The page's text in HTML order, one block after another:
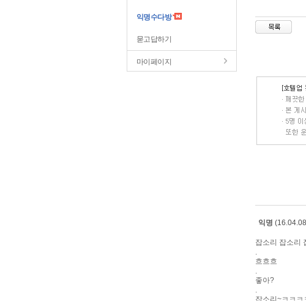
익명수다방
묻고답하기
마이페이지